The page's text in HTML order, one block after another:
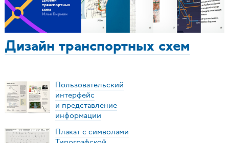
Дизайн транспортных схем
Пользовательский
интерфейс
и представление
информации
Плакат с символами